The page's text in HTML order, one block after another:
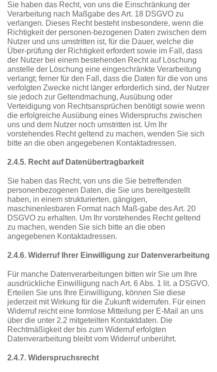
Sie haben das Recht, von uns die Einschränkung der
Verarbeitung nach Maßgabe des Art. 18 DSGVO zu
verlangen. Dieses Recht besteht insbesondere, wenn die
Richtigkeit der personen-bezogenen Daten zwischen dem
Nutzer und uns umstritten ist, für die Dauer, welche die
Über-prüfung der Richtigkeit erfordert sowie im Fall, dass
der Nutzer bei einem bestehenden Recht auf Löschung
anstelle der Löschung eine eingeschränkte Verarbeitung
verlangt; ferner für den Fall, dass die Daten für die von uns
verfolgten Zwecke nicht länger erforderlich sind, der Nutzer
sie jedoch zur Geltendmachung, Ausübung oder
Verteidigung von Rechtsansprüchen benötigt sowie wenn
die erfolgreiche Ausübung eines Widerspruchs zwischen
uns und dem Nutzer noch umstritten ist. Um Ihr
vorstehendes Recht geltend zu machen, wenden Sie sich
bitte an die oben angegebenen Kontaktadressen.
2.4.5. Recht auf Datenübertragbarkeit
Sie haben das Recht, von uns die Sie betreffenden
personenbezogenen Daten, die Sie uns bereitgestellt
haben, in einem strukturierten, gängigen,
maschinenlesbaren Format nach Maß-gabe des Art. 20
DSGVO zu erhalten. Um Ihr vorstehendes Recht geltend
zu machen, wenden Sie sich bitte an die oben
angegebenen Kontaktadressen.
2.4.6. Widerruf Ihrer Einwilligung zur Datenverarbeitung
Für manche Datenverarbeitungen bitten wir Sie um Ihre
ausdrückliche Einwilligung nach Art. 6 Abs. 1 lit. a DSGVO.
Erteilen Sie uns Ihre Einwilligung, können Sie diese
jederzeit mit Wirkung für die Zukunft widerrufen. Für einen
Widerruf reicht eine formlose Mitteilung per E-Mail an uns
über die unter 2.2 mitgeteilten Kontaktdaten. Die
Rechtmäßigkeit der bis zum Widerruf erfolgten
Datenverarbeitung bleibt vom Widerruf unberührt.
2.4.7. Widerspruchsrecht